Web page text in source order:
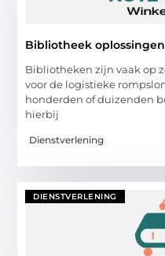
Bibliotheek oplossingen
Bibliotheken zijn vaak op
voor de logistieke
honderden of duizenden
hierbij
Dienstverlening
DIENSTVERLENING